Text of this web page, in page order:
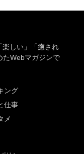
しい」「癒され
たWebマガジンで
ング
仕事
メ